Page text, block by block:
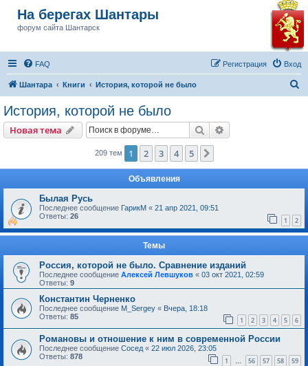
На берегах Шантары
форум сайта Шантарск
FAQ Вход
Регистрация
Шантара Книги История, которой не было
История, которой не было
Новая тема Поиск
209 тем 1 2 3 4 5
Объявления
Былая Русь
Последнее сообщение ГарикМ « 21 апр 2021, 09:51
Ответы: 26 1 2
Темы
Россия, которой не было. Сравнение изданий
Последнее сообщение Алексей Левшуков « 03 окт 2021, 02:59
Ответы: 9
Константин Черненко
Последнее сообщение M_Sergey « Вчера, 18:18
Ответы: 85 1 2 3 4 5 6
Романовы и отношение к ним в современной России
Последнее сообщение Сосед « 22 июл 2026, 23:05
Ответы: 878 1 … 56 57 58 59